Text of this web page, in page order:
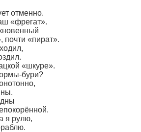
отменно.
«фрегат».
почти «пират».
«шкуре».
бури?
я рулю,